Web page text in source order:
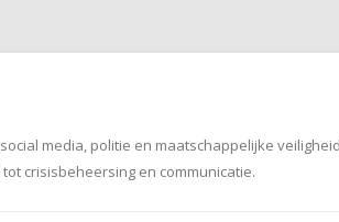
media, politie en maatschappelijke
crisisbeheersing en communicatie.